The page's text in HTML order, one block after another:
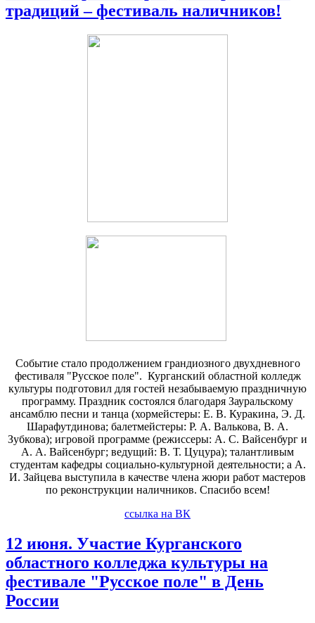
традиций – фестиваль наличников!
Событие стало продолжением грандиозного двухдневного
фестиваля "Русское поле". Курганский областной колледж
культуры подготовил для гостей незабываемую праздничную
программу. Праздник состоялся благодаря Зауральскому
ансамблю песни и танца (хормейстеры: Е. В. Куракина, Э. Д.
Шарафутдинова; балетмейстеры: Р. А. Валькова, В. А.
Зубкова); игровой программе (режиссеры: А. С. Вайсенбург и
А. А. Вайсенбург; ведущий: В. Т. Цуцура); талантливым
студентам кафедры социально-культурной деятельности; а А.
И. Зайцева выступила в качестве члена жюри работ мастеров
по реконструкции наличников. Спасибо всем!
ссылка на ВК
12 июня. Участие Курганского
областного колледжа культуры на
фестивале "Русское поле" в День
России